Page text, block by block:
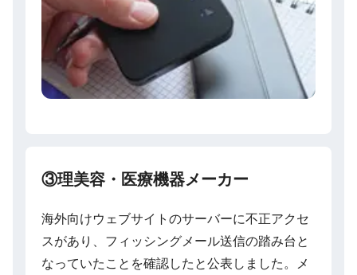
③理美容・医療機器メーカー
海外向けウェブサイトのサーバーに不正アクセ
スがあり、フィッシングメール送信の踏み台と
なっていたことを確認したと公表しました。メ